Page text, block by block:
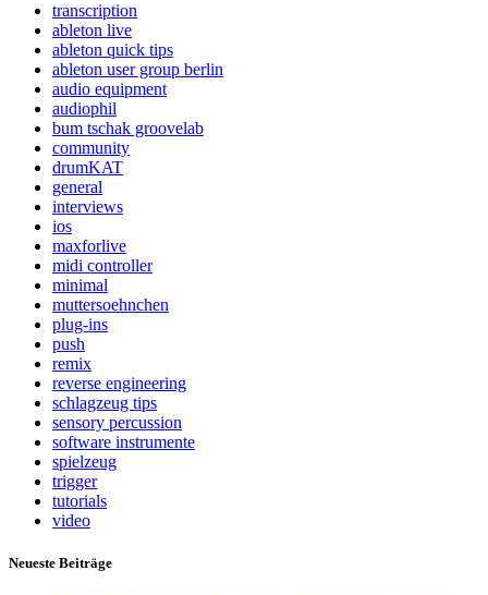
transcription
ableton live
ableton quick tips
ableton user group berlin
audio equipment
audiophil
bum tschak groovelab
community
drumKAT
general
interviews
ios
maxforlive
midi controller
minimal
muttersoehnchen
plug-ins
push
remix
reverse engineering
schlagzeug tips
sensory percussion
software instrumente
spielzeug
trigger
tutorials
video
Neueste Beiträge